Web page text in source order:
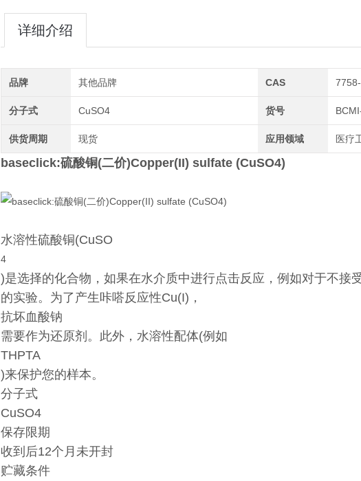
详细介绍
品牌 其他品牌 CAS
分子式 CuSO4 货号
供货周期 现货 应用领域 医疗
baseclick:硫酸铜(二价)Copper(II) sulfate (CuSO4)
水溶性硫酸铜(CuSO
4
)是选择的化合物，如果在水介质中进行点击反应，例如对于不接
的实验。为了产生咔嗒反应性Cu(I)，
抗坏血酸钠
需要作为还原剂。此外，水溶性配体(例如
THPTA
)来保护您的样本。
分子式
CuSO4
保存限期
收到后12个月未开封
贮藏条件